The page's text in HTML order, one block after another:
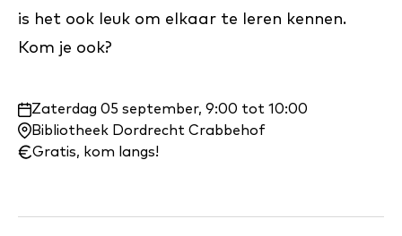
is het ook leuk om elkaar te leren kennen.
Kom je ook?
Waar
en
wanneer:
Zaterdag 05 september, 9:00 tot 10:00
Bibliotheek Dordrecht Crabbehof
Gratis, kom langs!